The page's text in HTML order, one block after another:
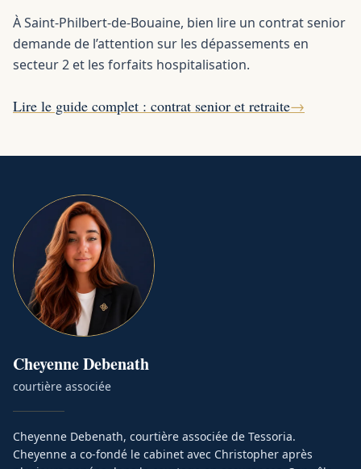
À Saint-Philbert-de-Bouaine, bien lire un contrat senior
demande de l’attention sur les dépassements en
secteur 2 et les forfaits hospitalisation.
Lire le guide complet : contrat senior et retraite→
CheyenneDebenath
courtière associée
Cheyenne Debenath, courtière associée de Tessoria.
Cheyenne a co-fondé le cabinet avec Christopher après